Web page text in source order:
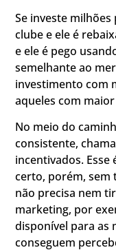
Se investe
clube e ele é
e ele é pego
semelhante ao
investimento com
aqueles com
No meio do
consistente,
incentivados.
certo, porém, sem
não precisa nem
marketing, por
disponível para as
conseguem